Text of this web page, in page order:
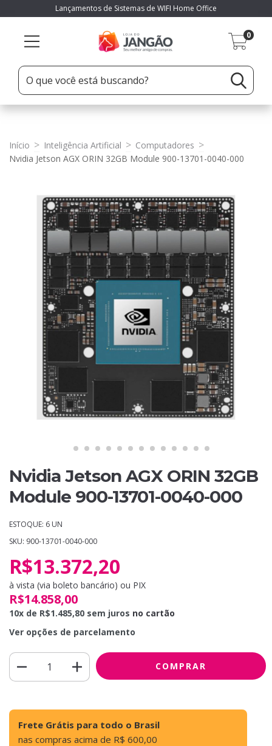
Lançamentos de Sistemas de WIFI Home Office
0
Início > Inteligência Artificial > Computadores >
Nvidia Jetson AGX ORIN 32GB Module 900-13701-0040-000
Nvidia Jetson AGX ORIN 32GB
Module 900-13701-0040-000
ESTOQUE: 6 UN
SKU: 900-13701-0040-000
R$13.372,20
à vista (via boleto bancário) ou PIX
R$14.858,00
10x de R$1.485,80 sem juros no cartão
Ver opções de parcelamento
Frete Grátis para todo o Brasil
nas compras acima de R$ 600,00